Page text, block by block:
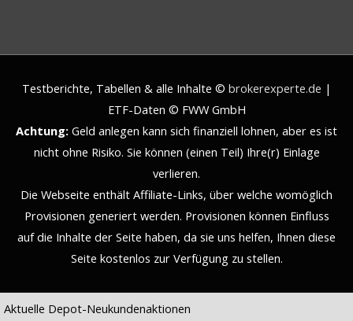
Testberichte, Tabellen & alle Inhalte © brokerexperte.de |
ETF-Daten © FWW GmbH
Achtung: Geld anlegen kann sich finanziell lohnen, aber es ist
nicht ohne Risiko. Sie können (einen Teil) Ihre(r) Einlage
verlieren.
Die Webseite enthält Affiliate-Links, über welche womöglich
Provisionen generiert werden. Provisionen können Einfluss
auf die Inhalte der Seite haben, da sie uns helfen, Ihnen diese
Seite kostenlos zur Verfügung zu stellen.
Aktuelle Depot-Neukundenaktionen